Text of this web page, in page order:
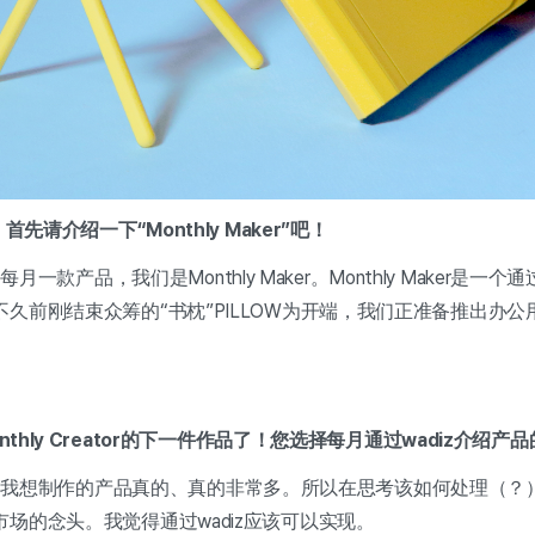
先请介绍一下“Monthly Maker”吧！
月一款产品，我们是Monthly Maker。Monthly Maker是一个通
前刚结束众筹的“书枕”PILLOW为开端，我们正准备推出办公
Creator的下一件作品了！您选择每月通过wadiz介绍产品
想制作的产品真的、真的非常多。所以在思考该如何处理（？
的念头。我觉得通过wadiz应该可以实现。